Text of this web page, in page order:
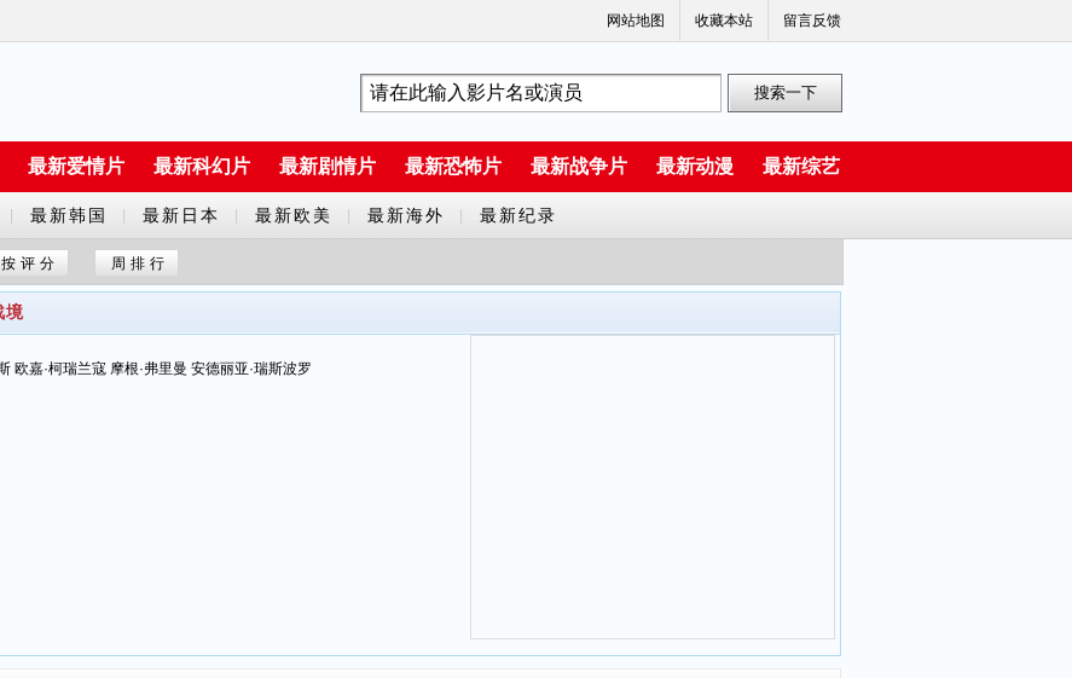
留言反馈
收藏本站
网站地图
最新爱情片 最新科幻片 最新剧情片 最新恐怖片 最新战争片 最新动漫 最新综艺
最新韩国 最新日本 最新欧美 最新海外 最新纪录
按评分 周排行
境
欧嘉·柯瑞兰寇 摩根·弗里曼 安德丽亚·瑞斯波罗